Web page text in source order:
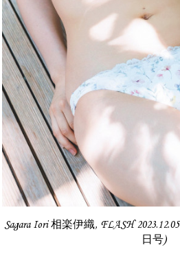
Sagara Iori 相楽伊織, FLASH
日号)